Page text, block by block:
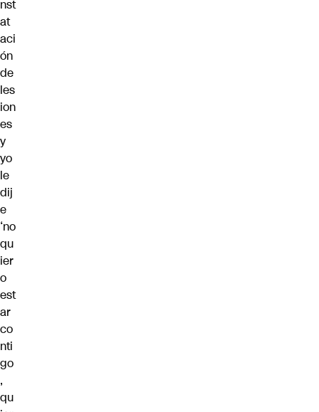
nst
at
aci
ón
de
les
ion
es
y
yo
le
dij
e
‘no
qu
ier
o
est
ar
co
nti
go
,
qu